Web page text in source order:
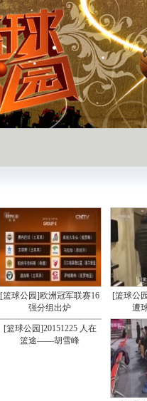
[篮球公园]欧洲冠军联赛16
强分组出炉
[篮球公
遭
[篮球公园]20151225 人在
篮途——胡雪峰